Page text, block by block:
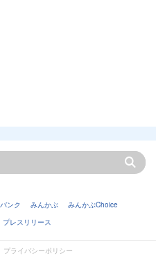
バンク みんかぶ
みんかぶChoice
プレスリリース
プライバシーポリシー